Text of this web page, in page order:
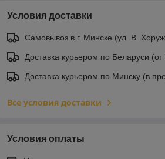
Условия доставки
Самовывоз в г. Минске (ул. В.
Доставка курьером по Беларуси (от
Доставка курьером по Минску (в
Все условия доставки
Условия оплаты